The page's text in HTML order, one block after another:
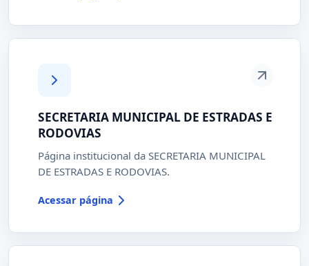
SECRETARIA MUNICIPAL DE ESTRADAS E
RODOVIAS
Página institucional da SECRETARIA MUNICIPAL
DE ESTRADAS E RODOVIAS.
Acessar página